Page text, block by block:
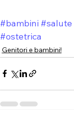
#bambini #salute
#ostetrica
Genitori e bambini!